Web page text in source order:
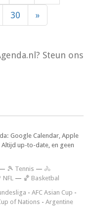
30 »
Steun ons
Google Calendar, Apple
up-to-date, en geen
🎾 Tennis — 🚴
NFL — 🏀 Basketbal
- AFC Asian Cup -
of Nations - Argentine